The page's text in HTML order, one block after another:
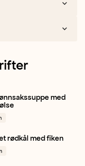
Potet
med
rødkål med fiken